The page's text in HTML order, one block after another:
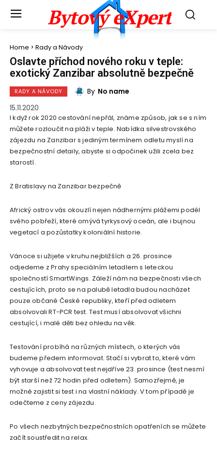
Bytový eXpert
Home Rady a Návody
Oslavte příchod nového roku v teple:
exotický Zanzibar absolutně bezpečně
RADY A NÁVODY By No name
15.11.2020
I když rok 2020 cestování nepřál, známe způsob, jak se s ním
můžete rozloučit na pláži v teple. Nabídka silvestrovského
zájezdu na Zanzibar s jediným termínem odletu myslí na
bezpečnostní detaily, abyste si odpočinek užili zcela bez
starostí.
Z Bratislavy na Zanzibar bezpečně
Africký ostrov vás okouzlí nejen nádhernými plážemi podél
svého pobřeží, které omývá tyrkysový oceán, ale i bujnou
vegetací a pozůstatky koloniální historie.
Vánoce si užijete v kruhu nejbližších a 26. prosince
odjedeme z Prahy speciálním letadlem s leteckou
společností SmartWings. Záleží nám na bezpečnosti všech
cestujících, proto se na palubě letadla budou nacházet
pouze občané České republiky, kteří před odletem
absolvovali RT-PCR test. Test musí absolvovat všichni
cestující, i malé děti bez ohledu na věk.
Testování probíhá na různých místech, o kterých vás
budeme předem informovat. Stačí si vybrat to, které vám
vyhovuje a absolvovat test nejdříve 23. prosince (test nesmí
být starší než 72 hodin před odletem). Samozřejmě, je
možné zajistit si test i na vlastní náklady. V tom případě je
odečteme z ceny zájezdu.
Po všech nezbytných bezpečnostních opatřeních se můžete
začít soustředit na relax.